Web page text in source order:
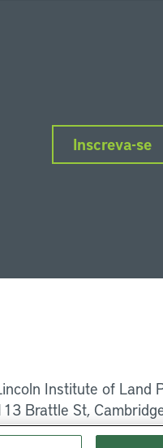
Inscreva-se
Institute of Land
Brattle St,